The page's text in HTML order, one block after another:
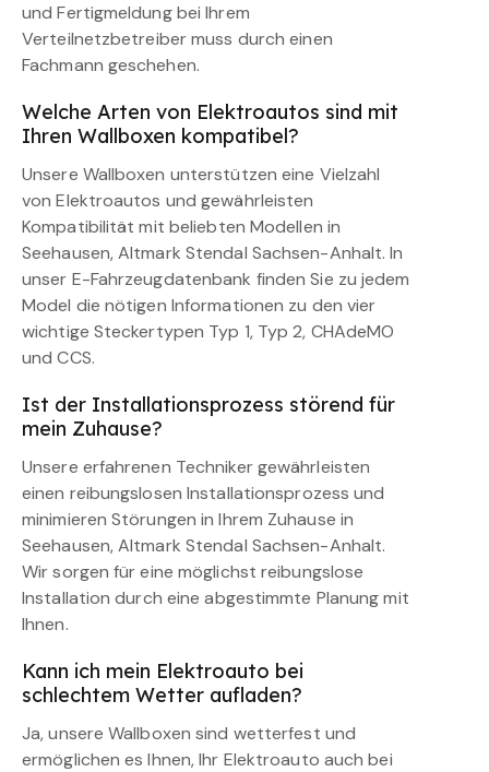
und Fertigmeldung bei Ihrem
Verteilnetzbetreiber muss durch einen
Fachmann geschehen.
Welche Arten von Elektroautos sind mit
Ihren Wallboxen kompatibel?
Unsere Wallboxen unterstützen eine Vielzahl
von Elektroautos und gewährleisten
Kompatibilität mit beliebten Modellen in
Seehausen, Altmark Stendal Sachsen-Anhalt. In
unser E-Fahrzeugdatenbank finden Sie zu jedem
Model die nötigen Informationen zu den vier
wichtige Steckertypen Typ 1, Typ 2, CHAdeMO
und CCS.
Ist der Installationsprozess störend für
mein Zuhause?
Unsere erfahrenen Techniker gewährleisten
einen reibungslosen Installationsprozess und
minimieren Störungen in Ihrem Zuhause in
Seehausen, Altmark Stendal Sachsen-Anhalt.
Wir sorgen für eine möglichst reibungslose
Installation durch eine abgestimmte Planung mit
Ihnen.
Kann ich mein Elektroauto bei
schlechtem Wetter aufladen?
Ja, unsere Wallboxen sind wetterfest und
ermöglichen es Ihnen, Ihr Elektroauto auch bei